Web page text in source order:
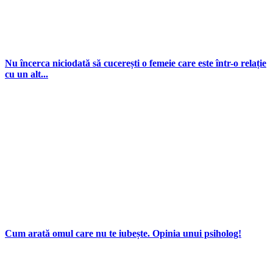
Nu încerca niciodată să cucerești o femeie care este într-o relație
cu un alt...
Cum arată omul care nu te iubește. Opinia unui psiholog!